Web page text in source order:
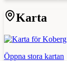
Karta
Öppna stora kartan